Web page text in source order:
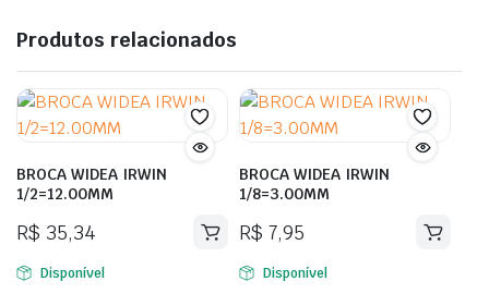
Produtos relacionados
BROCA WIDEA IRWIN
1/2=12.00MM
R$ 35,34
Disponível
BROCA WIDEA IRWIN
1/8=3.00MM
R$ 7,95
Disponível